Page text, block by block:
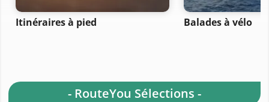
Itinéraires à pied Balades à vélo
- RouteYou Sélections -